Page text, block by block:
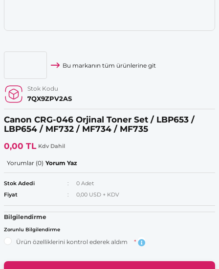
Bu markanın tüm ürünlerine git
Stok Kodu
7QX9ZPV2AS
Canon CRG-046 Orjinal Toner Set / LBP653 /
LBP654 / MF732 / MF734 / MF735
0,00 TL Kdv Dahil
Yorumlar (0) Yorum Yaz
Stok Adedi
0 Adet
Fiyat
0,00 USD + KDV
Bilgilendirme
Zorunlu Bilgilendirme
Ürün özelliklerini kontrol ederek aldım *